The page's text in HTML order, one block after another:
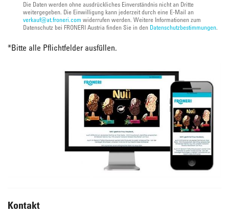
Die Daten werden ohne ausdrückliches Einverständnis nicht an Dritte
weitergegeben. Die Einwilligung kann jederzeit durch eine E-Mail an
verkauf@at.froneri.com widerrufen werden. Weitere Informationen zum
Datenschutz bei FRONERI Austria finden Sie in den Datenschutzbestimmungen.
*Bitte alle Pflichtfelder ausfüllen.
Kontakt